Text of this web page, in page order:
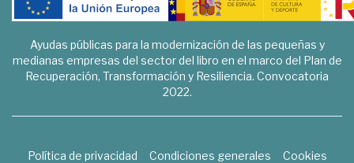
Ayudas públicas para la modernización de las pequeñas y
medianas empresas del sector del libro en el marco del Plan de
Recuperación, Transformación y Resiliencia. Convocatoria
2022.
Política de privacidad Condiciones generales
Cookies